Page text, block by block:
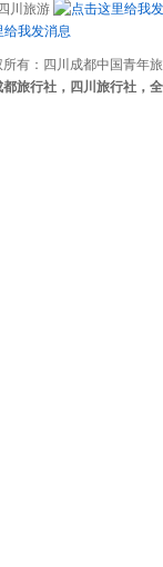
川旅游
所有：四川成都中国青
都旅行社，四川旅行社，